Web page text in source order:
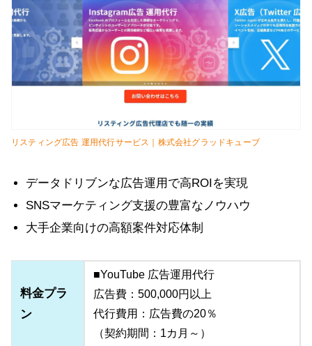
リスティング広告 運用代行サービス｜株式会社グラッドキューブ
データドリブンな広告運用で高ROIを実現
SNSマーケティング支援の豊富なノウハウ
大手企業向けの高額案件対応体制
料金プラ
ン
■YouTube 広告運用代行
広告費：500,000円以上
代行費用：広告費の20％
（契約期間：1カ月～）